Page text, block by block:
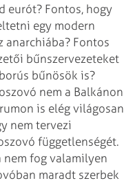
eurót? Fontos, hogy
egy modern
anarchiába? Fontos
bűnszervezeteket
bűnösök is?
nem a Balkánon
is elég világosan
nem tervezi
függetlenségét.
nem fog valamilyen
maradt szerbek